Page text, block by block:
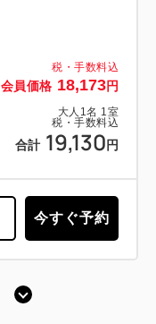
税・手数料込
会員価格 18,173円
大人 1名 1室
税・手数料込
合計 19,130 円
今すぐ予約